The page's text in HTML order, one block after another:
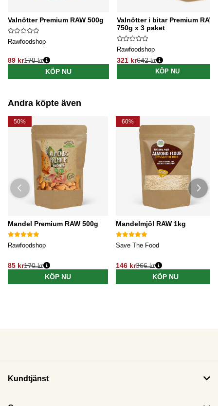
Valnötter Premium RAW 500g
Rawfoodshop
89 kr
Ordinarie pris:
178 kr
KÖP NU
Valnötter i bitar Premium RAW
750g x 3 paket
Rawfoodshop
321 kr
Ordinarie pris:
642 kr
KÖP NU
Andra köpte även
50%
Mandel Premium RAW 500g
Rawfoodshop
85 kr170 kr
KÖP NU
60%
Mandelmjöl RAW 1kg
Save The Food
146 kr366 kr
KÖP NU
Kundtjänst